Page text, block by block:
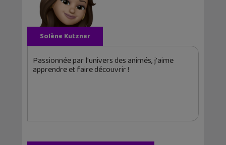
Solène Kutzner
Passionnée par l'univers des animés, j'aime
apprendre et faire découvrir !